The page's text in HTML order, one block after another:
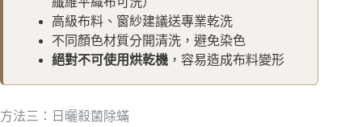
高級布料、窗紗建議送專業乾洗
不同顏色材質分開清洗，避免染色
絕對不可使用烘乾機 ，容易造成布料變形
方法三：日曬殺菌除蟎